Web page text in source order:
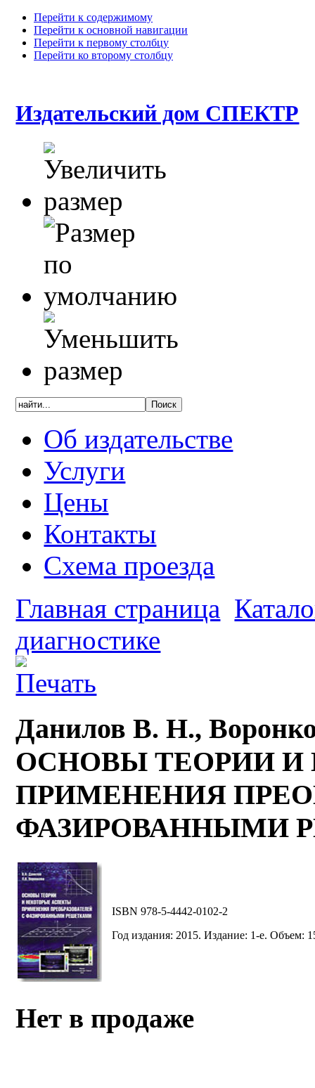
Перейти к содержимому
Перейти к основной навигации
Перейти к первому столбцу
Перейти ко второму столбцу
Издательский дом СПЕКТР
Об издательстве
Услуги
Цены
Контакты
Схема проезда
Главная страница
диагностике
Данилов В. Н.,
ОСНОВЫ ТЕОРИИ
ПРИМЕНЕНИЯ
ФАЗИРОВАННЫМИ
ISBN 978-5-4442-0102-2
Год издания: 2015. Издание: 1-е. Объем:
Нет в продаже